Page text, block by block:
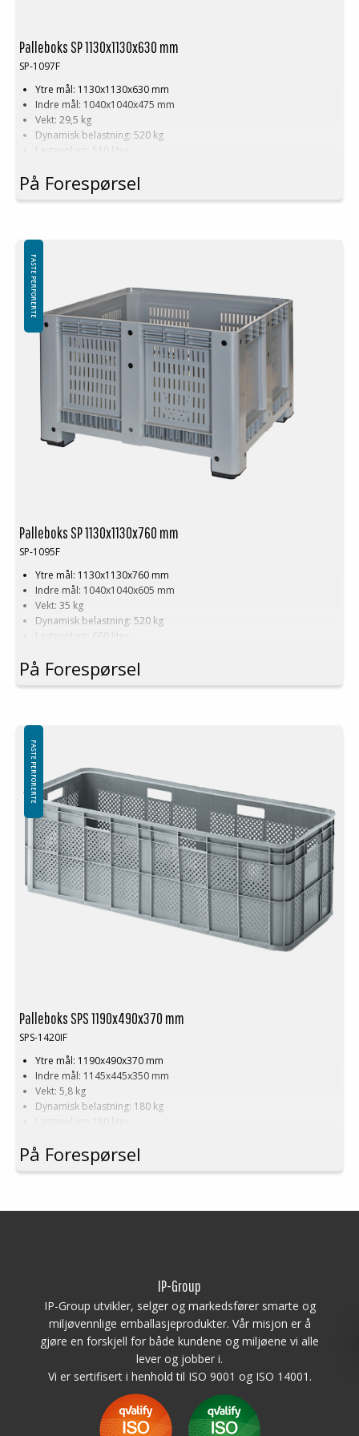
Palleboks SP 1130x1130x630 mm
SP-1097F
Ytre mål: 1130x1130x630 mm
Indre mål: 1040x1040x475 mm
Vekt: 29,5 kg
Dynamisk belastning: 520 kg
Lastevolum: 510 liter
Standardfarge: Grå
Logistikk: 3 stk/pallplasser (113x113x240 cm)
Denne spesielle dimensjonen på Palleboks krever en minimums
bestilling på mellom 200-2000 stk. Kontakt oss for mer informasjon.
På Forespørsel
Palleboks SP 1130x1130x760 mm
SP-1095F
Ytre mål: 1130x1130x760 mm
Indre mål: 1040x1040x605 mm
Vekt: 35 kg
Dynamisk belastning: 520 kg
Lastevolum: 660 liter
Standardfarge: Grå
Logistikk: 3 stk/pallplasser (113x113x240 cm)
Denne spesielle dimensjonen på Palleboks krever en minimums
bestilling på mellom 200-2000 stk. Kontakt oss for mer informasjon.
FASTE PERFORERTE
På Forespørsel
Palleboks SPS 1190x490x370 mm
SPS-1420IF
Ytre mål: 1190x490x370 mm
Indre mål: 1145x445x350 mm
Vekt: 5,8 kg
Dynamisk belastning: 180 kg
Lastevolum: 180 liter
Standardfarge: Grå
Logistikk: 6 stk/pallplasser (119x49x240 cm)
bestilling på mellom 200-2000 stk. Kontakt oss for mer informasjon.
FASTE PERFORERTE
På Forespørsel
IP-Group
IP-Group utvikler, selger og markedsfører smarte og
miljøvennlige emballasjeprodukter. Vår misjon er å
gjøre en forskjell for både kundene og miljøene vi alle
lever og jobber i.
Vi er sertifisert i henhold til ISO 9001 og ISO 14001.